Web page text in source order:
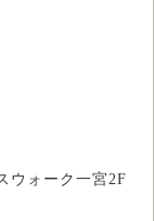
ウォーク一宮2F